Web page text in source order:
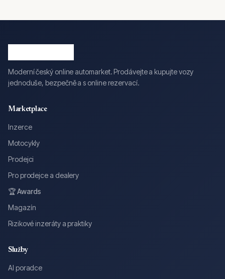
Moderní český online automarket. Prodávejte a kupujte vozy
jednoduše, bezpečně a s online rezervací.
Marketplace
Inzerce
Motocykly
Prodejci
Pro prodejce a dealery
🏆 Awards
Magazín
Rizikové inzeráty a praktiky
Služby
AI poradce